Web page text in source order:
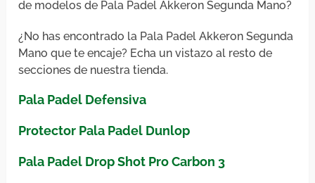
de modelos de Pala Padel Akkeron Segunda Mano?
¿No has encontrado la Pala Padel Akkeron Segunda
Mano que te encaje? Echa un vistazo al resto de
secciones de nuestra tienda.
Pala Padel Defensiva
Protector Pala Padel Dunlop
Pala Padel Drop Shot Pro Carbon 3